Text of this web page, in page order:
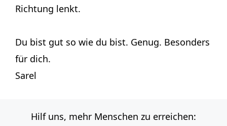
Richtung lenkt.
Du bist gut so wie du bist. Genug. Besonders
für dich.
Sarel
Hilf uns, mehr Menschen zu erreichen: